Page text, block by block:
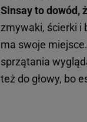
Sinsay to dowód,
zmywaki, ścierki i
ma swoje
sprzątania
też do głowy, bo